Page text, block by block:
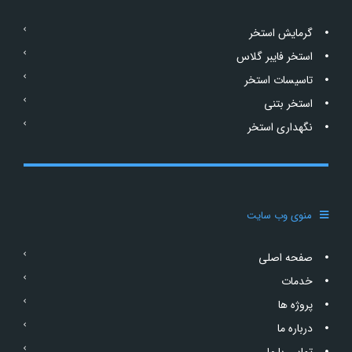
گرمایش استخر
استخر فایبر گلاس
تاسیسات استخر
استخر بتنی
نگهداری استخر
منوی وب سایت
صفحه اصلی
خدمات
پروژه ها
درباره ما